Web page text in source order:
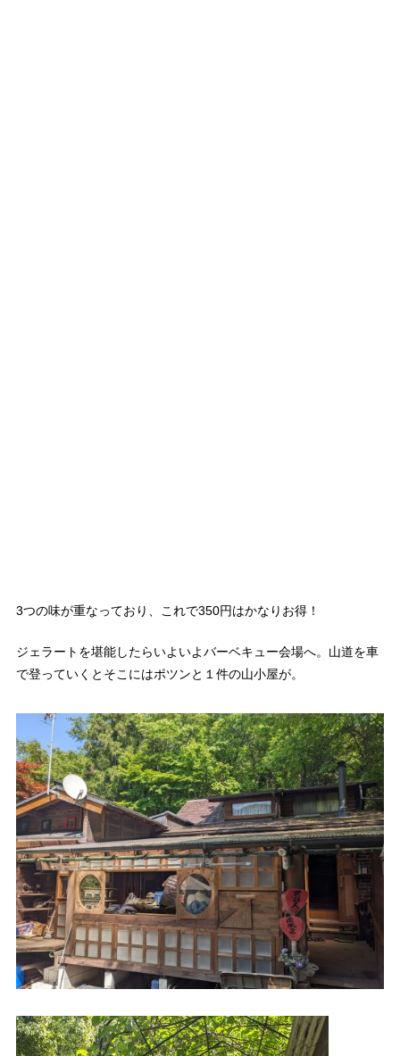
3つの味が重なっており、これで350円はかなりお得！
ジェラートを堪能したらいよいよバーベキュー会場へ。山道を車
で登っていくとそこにはポツンと１件の山小屋が。